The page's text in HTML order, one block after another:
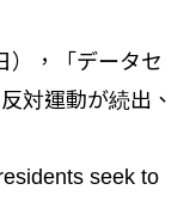
），「データセ
対運動が続出、
seek to